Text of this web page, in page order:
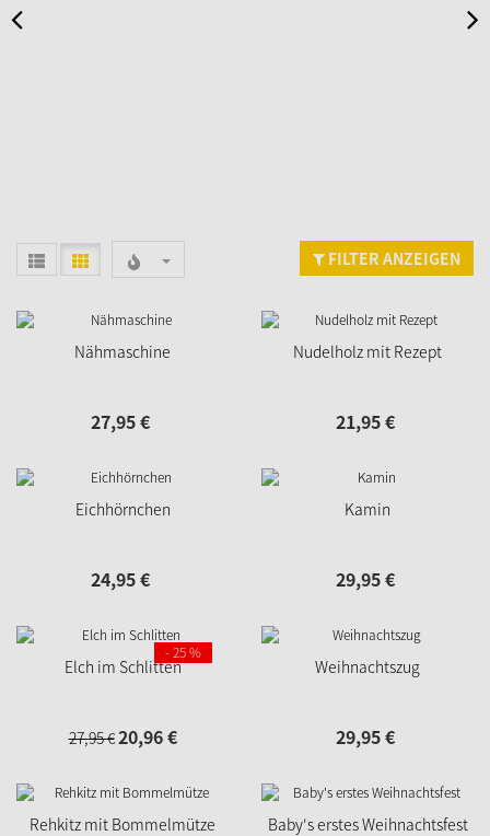
FILTER ANZEIGEN
Nähmaschine
27,95€
Nudelholz mit Rezept
21,95€
Eichhörnchen
24,95€
Kamin
29,95€
Elch im Schlitten
27,95€20,96€
- 25 %
Weihnachtszug
29,95€
Rehkitz mit Bommelmütze Baby's erstes Weihnachtsfest